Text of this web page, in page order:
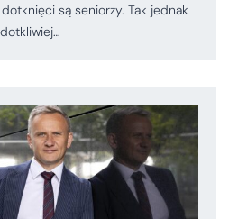
są seniorzy. Tak jednak